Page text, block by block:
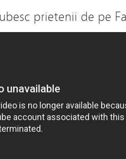
prietenii de pe